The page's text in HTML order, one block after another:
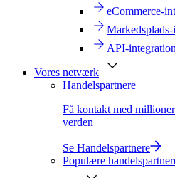
eCommerce-
API-
Vores netværk
Handelspartnere
Få kontakt med
verden
Se Handelspartnere
Populære